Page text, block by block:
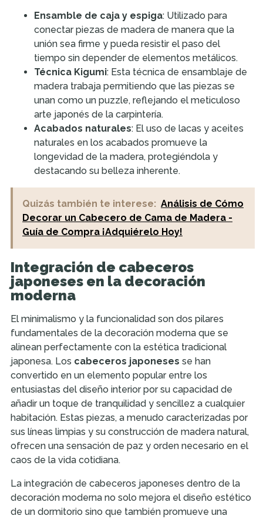
Ensamble de caja y espiga: Utilizado para
conectar piezas de madera de manera que la
unión sea firme y pueda resistir el paso del
tiempo sin depender de elementos metálicos.
Técnica Kigumi: Esta técnica de ensamblaje de
madera trabaja permitiendo que las piezas se
unan como un puzzle, reflejando el meticuloso
arte japonés de la carpintería.
Acabados naturales: El uso de lacas y aceites
naturales en los acabados promueve la
longevidad de la madera, protegiéndola y
destacando su belleza inherente.
Quizás también te interese: Análisis de Cómo
Decorar un Cabecero de Cama de Madera -
Guía de Compra ¡Adquiérelo Hoy!
Integración de cabeceros
japoneses en la decoración
moderna
El minimalismo y la funcionalidad son dos pilares
fundamentales de la decoración moderna que se
alinean perfectamente con la estética tradicional
japonesa. Los cabeceros japoneses se han
convertido en un elemento popular entre los
entusiastas del diseño interior por su capacidad de
añadir un toque de tranquilidad y sencillez a cualquier
habitación. Estas piezas, a menudo caracterizadas por
sus líneas limpias y su construcción de madera natural,
ofrecen una sensación de paz y orden necesario en el
caos de la vida cotidiana.
La integración de cabeceros japoneses dentro de la
decoración moderna no solo mejora el diseño estético
de un dormitorio sino que también promueve una